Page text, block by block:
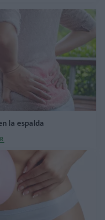
la espalda